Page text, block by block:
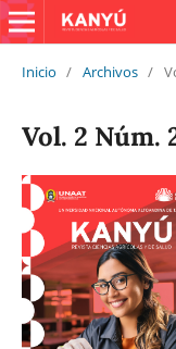
Inicio / Archivos /
Vol. 2 Núm.